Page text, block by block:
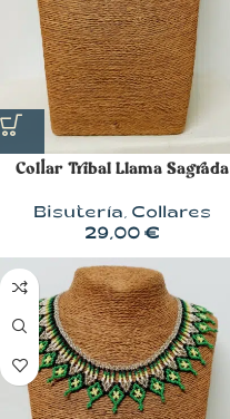
Collar Tribal Llama Sagrada
Bisutería, Collares
29,00 €